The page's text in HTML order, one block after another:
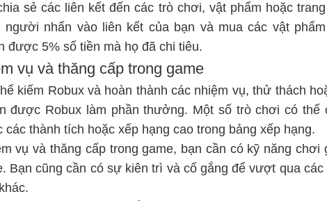
sẻ các liên kết đến các trò chơi, vật phẩm hoặc
nhấn vào liên kết của bạn và mua các vật
được 5% số tiền mà họ đã chi tiêu.
vụ và thăng cấp trong game
kiếm Robux và hoàn thành các nhiệm vụ, thử thách
được Robux làm phần thưởng. Một số trò chơi có thể
thành tích hoặc xếp hạng cao trong bảng xếp hạng.
vụ và thăng cấp trong game, bạn cần có kỹ năng chơi
Bạn cũng cần có sự kiên trì và cố gắng để vượt qua các